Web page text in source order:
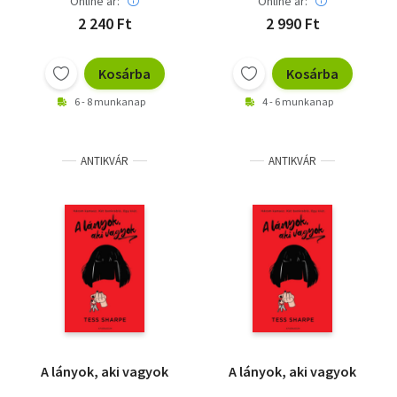
2 240 Ft
Kosárba
6 - 8 munkanap
2 990 Ft
Kosárba
4 - 6 munkanap
ANTIKVÁR
A lányok, aki vagyok
ANTIKVÁR
A lányok, aki vagyok